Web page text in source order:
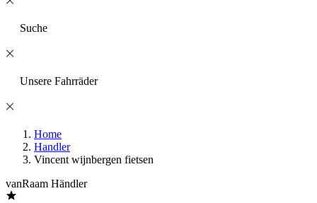
Suche
Unsere Fahrräder
Home
Handler
Vincent wijnbergen fietsen
vanRaam Händler